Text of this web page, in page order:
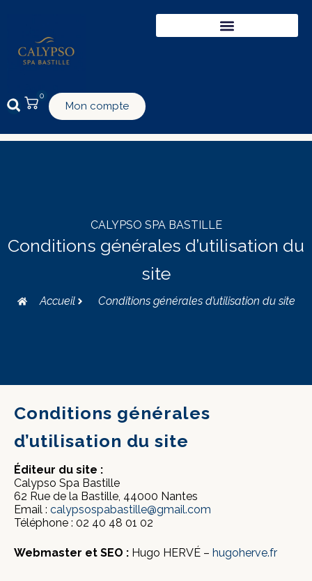
0
Mon compte
CALYPSO SPA BASTILLE
Conditions générales d’utilisation du
site
Accueil Conditions générales d’utilisation du site
Conditions générales
d’utilisation du site
Éditeur du site :
Calypso Spa Bastille
62 Rue de la Bastille, 44000 Nantes
Email : calypsospabastille@gmail.com
Téléphone : 02 40 48 01 02
Webmaster et SEO : Hugo HERVÉ – hugoherve.fr